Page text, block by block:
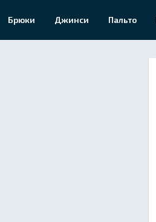
Брюки Джинси Пальто